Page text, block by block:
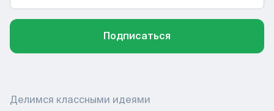
Подписаться
Делимся классными идеями